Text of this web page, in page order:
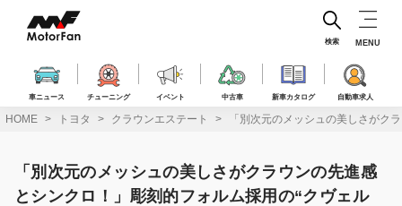
ス
車ニュース チューニング イベント 中古車 新車カタログ 自動車求人
検索 MENU
HOME トヨタ クラウンエステート 「別次元のメッシュの美しさがク
「別次元のメッシュの美しさがクラウンの先進感
とシンクロ！」彫刻的フォルム採用の“クヴェル